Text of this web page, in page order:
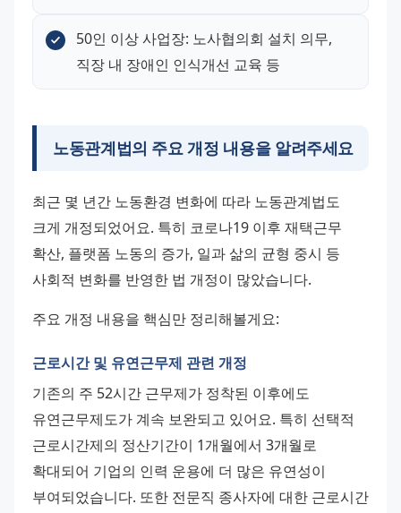
50인 이상 사업장: 노사협의회 설치 의무,
직장 내 장애인 인식개선 교육 등
노동관계법의 주요 개정 내용을 알려주세요
최근 몇 년간 노동환경 변화에 따라 노동관계법도
크게 개정되었어요. 특히 코로나19 이후 재택근무
확산, 플랫폼 노동의 증가, 일과 삶의 균형 중시 등
사회적 변화를 반영한 법 개정이 많았습니다.
주요 개정 내용을 핵심만 정리해볼게요:
근로시간 및 유연근무제 관련 개정
기존의 주 52시간 근무제가 정착된 이후에도
유연근무제도가 계속 보완되고 있어요. 특히 선택적
근로시간제의 정산기간이 1개월에서 3개월로
확대되어 기업의 인력 운용에 더 많은 유연성이
부여되었습니다. 또한 전문직 종사자에 대한 근로시간